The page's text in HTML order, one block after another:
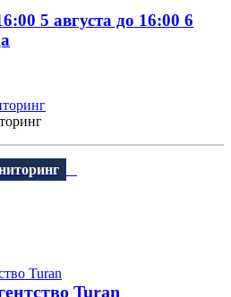
5 августа до 16:00 6
Turan